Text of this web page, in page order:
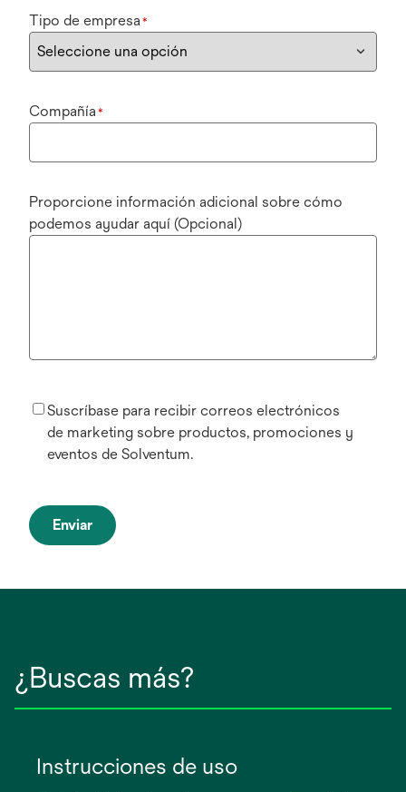
Tipo de empresa *
Compañía *
Proporcione información adicional sobre cómo
podemos ayudar aquí (Opcional)
Suscríbase para recibir correos electrónicos
de marketing sobre productos, promociones y
eventos de Solventum.
Enviar
¿Buscas más?
Instrucciones de uso